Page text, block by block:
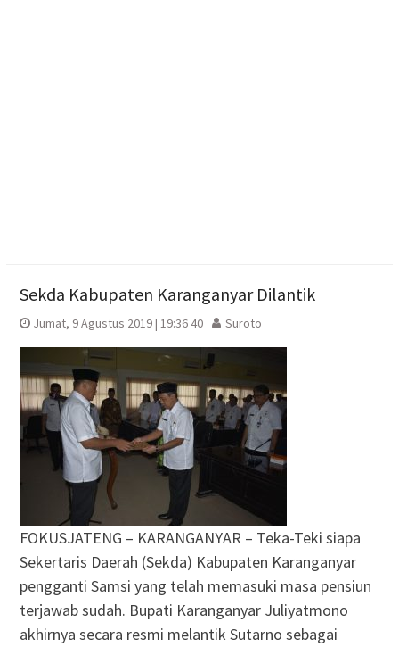
Sekda Kabupaten Karanganyar Dilantik
Jumat, 9 Agustus 2019 | 19:36 40 Suroto
FOKUSJATENG – KARANGANYAR – Teka-Teki siapa
Sekertaris Daerah (Sekda) Kabupaten Karanganyar
pengganti Samsi yang telah memasuki masa pensiun
terjawab sudah. Bupati Karanganyar Juliyatmono
akhirnya secara resmi melantik Sutarno sebagai